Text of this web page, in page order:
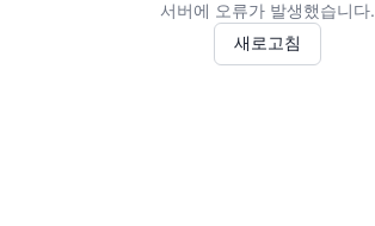
서버에 오류가 발생했습니다.
새로고침